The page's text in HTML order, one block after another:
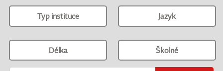
Typ instituce Jazyk
Délka Školné